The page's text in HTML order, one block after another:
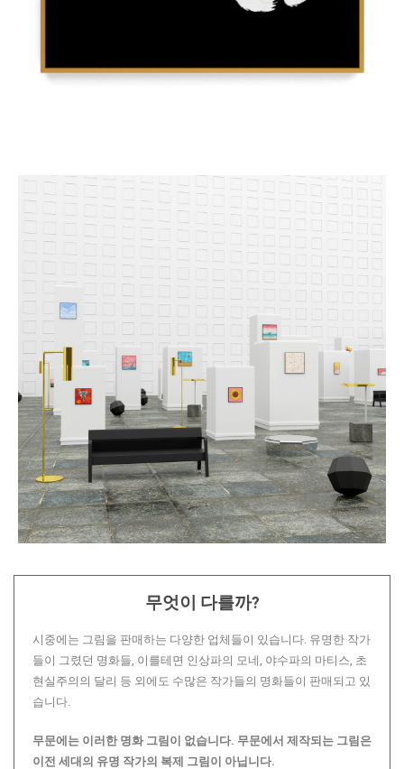
무엇이 다를까?
시중에는 그림을 판매하는 다양한 업체들이 있습니다. 유명한 작가
들이 그렸던 명화들, 이를테면 인상파의 모네, 야수파의 마티스, 초
현실주의의 달리 등 외에도 수많은 작가들의 명화들이 판매되고 있
습니다.
무문에는 이러한 명화 그림이 없습니다. 무문에서 제작되는 그림은
이전 세대의 유명 작가의 복제 그림이 아닙니다.